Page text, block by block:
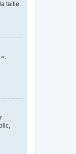
taille